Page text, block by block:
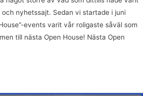
nyhetssajt. Sedan vi startade i juni
events varit vår roligaste såväl som
till nästa Open House! Nästa Open